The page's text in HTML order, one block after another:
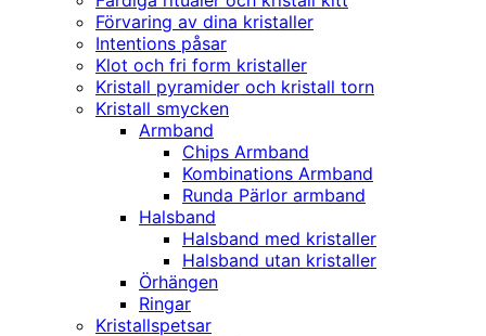
Förvaring av dina kristaller
Intentions påsar
Klot och fri form kristaller
Kristall pyramider och kristall torn
Kristall smycken
Armband
Chips Armband
Kombinations Armband
Runda Pärlor armband
Halsband
Halsband med kristaller
Halsband utan kristaller
Örhängen
Ringar
Kristallspetsar